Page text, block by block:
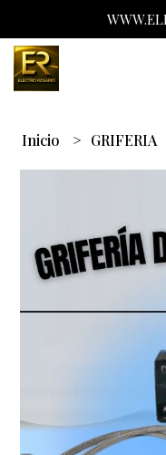
Inicio GRIFERIA